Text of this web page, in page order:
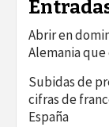
Abrir en
Alemania
Subidas de
cifras de
España